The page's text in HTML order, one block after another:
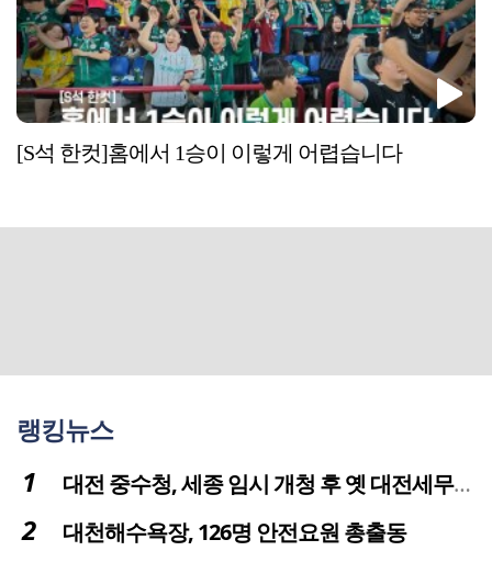
[S석 한컷]홈에서 1승이 이렇게 어렵습니다
랭킹뉴스
대전 중수청, 세종 임시 개청 후 옛 대전세무서 부지로 이전 추진
대천해수욕장, 126명 안전요원 총출동